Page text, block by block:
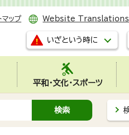
マップ Website Translations
いざという時に
平和・文化・スポーツ